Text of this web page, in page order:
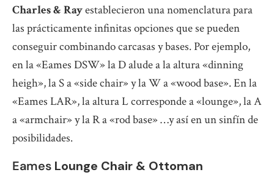
Charles & Rayestablecieron una nomenclatura para
las prácticamente infinitas opciones que se pueden
conseguir combinando carcasas y bases. Por ejemplo,
en la «Eames DSW» la D alude a la altura «dinning
heigh», la S a «side chair» y la W a «wood base». En la
«Eames LAR», la altura L corresponde a «lounge», la A
a «armchair» y la R a «rod base» …y así en un sinfín de
posibilidades.
Eames Lounge Chair & Ottoman